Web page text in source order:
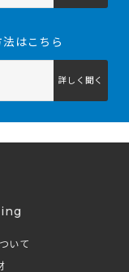
はこちら
詳しく聞く
いて